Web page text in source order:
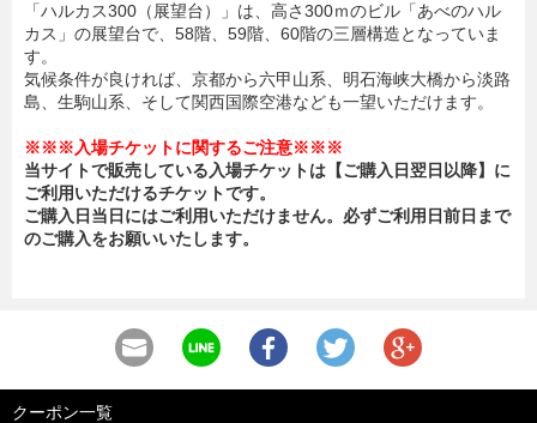
「ハルカス300（展望台）」は、高さ300ｍのビル「あべのハル
カス」の展望台で、58階、59階、60階の三層構造となっていま
す。
気候条件が良ければ、京都から六甲山系、明石海峡大橋から淡路
島、生駒山系、そして関西国際空港なども一望いただけます。
※※※入場チケットに関するご注意※※※
当サイトで販売している入場チケットは【ご購入日翌日以降】に
ご利用いただけるチケットです。
ご購入日当日にはご利用いただけません。必ずご利用日前日まで
のご購入をお願いいたします。
クーポン一覧